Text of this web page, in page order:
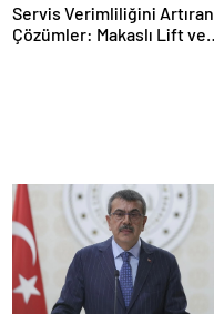
Servis Verimliliğini Artıran
Çözümler: Makaslı Lift ve